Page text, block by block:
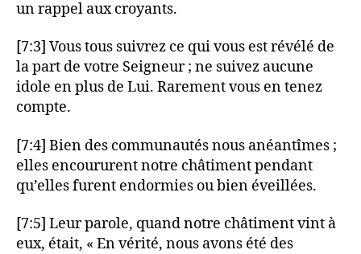
un rappel aux croyants.
[7:3] Vous tous suivrez ce qui vous est révélé de
la part de votre Seigneur ; ne suivez aucune
idole en plus de Lui. Rarement vous en tenez
compte.
[7:4] Bien des communautés nous anéantîmes ;
elles encoururent notre châtiment pendant
qu’elles furent endormies ou bien éveillées.
[7:5] Leur parole, quand notre châtiment vint à
eux, était, « En vérité, nous avons été des